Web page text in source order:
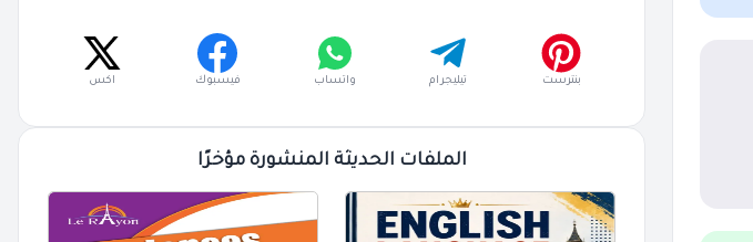
بنترست تيليجرام واتساب فيسبوك اكس
الملفات الحديثة المنشورة مؤخرًا